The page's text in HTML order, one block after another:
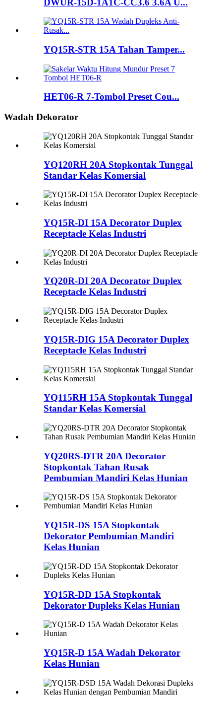
YQ15R-STR 15A Tahan Tamper...
HET06-R 7-Tombol Preset Cou...
Wadah Dekorator
YQ120RH 20A Stopkontak Tunggal
Standar Kelas Komersial
YQ15R-DI 15A Decorator Duplex
Receptacle Kelas Industri
YQ20R-DI 20A Decorator Duplex
Receptacle Kelas Industri
YQ15R-DIG 15A Decorator Duplex
Receptacle Kelas Industri
YQ115RH 15A Stopkontak Tunggal
Standar Kelas Komersial
YQ20RS-DTR 20A Decorator
Stopkontak Tahan Rusak
Pembumian Mandiri Kelas Hunian
YQ15R-DS 15A Stopkontak
Dekorator Pembumian Mandiri
Kelas Hunian
YQ15R-DD 15A Stopkontak
Dekorator Dupleks Kelas Hunian
YQ15R-D 15A Wadah Dekorator
Kelas Hunian